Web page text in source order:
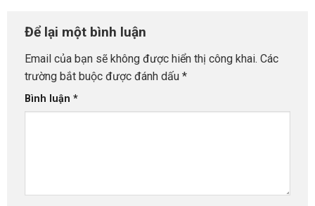
Để lại một bình luận
Email của bạn sẽ không được hiển thị công khai. Các
trường bắt buộc được đánh dấu *
Bình luận *